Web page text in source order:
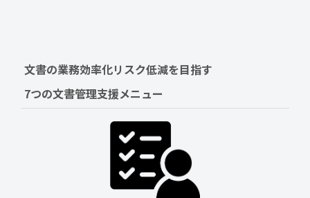
文書の業務効率化リスク低減を目指す
7つの文書管理支援メニュー